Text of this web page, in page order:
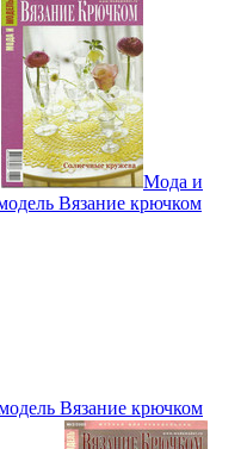
Мода и
Вязание крючком
Вязание крючком